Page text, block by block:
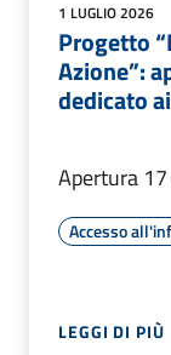
1 LUGLIO 2026
Progetto
Azione”:
dedicato
Apertura
Accesso
LEGGI DI PIÙ